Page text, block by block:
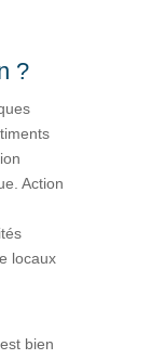
?
Action
locaux
bien